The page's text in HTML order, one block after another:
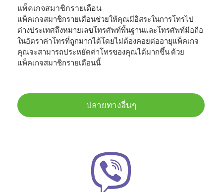
แพ็คเกจสมาชิกรายเดือน
แพ็คเกจสมาชิกรายเดือนช่วยให้คุณมีอิสระในการโทรไป
ต่างประเทศถึงหมายเลขโทรศัพท์พื้นฐานและโทรศัพท์มือถือ
ในอัตราค่าโทรที่ถูกมากได้โดยไม่ต้องคอยต่ออายุแพ็คเกจ
คุณจะสามารถประหยัดค่าโทรของคุณได้มากขึ้น ด้วย
แพ็คเกจสมาชิกรายเดือนนี้
ปลายทางอื่นๆ